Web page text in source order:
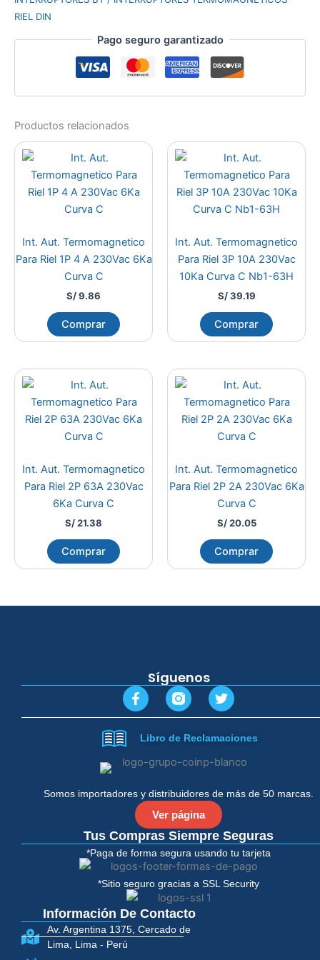
RIEL DIN
Pago seguro garantizado
Productos relacionados
Int. Aut. Termomagnetico
Para Riel 1P 4 A 230Vac 6Ka
Curva C
S/9.86
Comprar
Int. Aut. Termomagnetico
Para Riel 3P 10A 230Vac
10Ka Curva C Nb1-63H
S/39.19
Comprar
Int. Aut. Termomagnetico
Para Riel 2P 63A 230Vac
6Ka Curva C
S/21.38
Comprar
Int. Aut. Termomagnetico
Para Riel 2P 2A 230Vac 6Ka
Curva C
S/20.05
Comprar
Somos importadores y distribuidores de más de 50 marcas.
Ver página
Tus Compras Siempre Seguras
*Paga de forma segura usando tu tarjeta
*Sitio seguro gracias a SSL Security
Información De Contacto
Av. Argentina 1375, Cercado de
Lima, Lima - Perú
Síguenos
F
a
c
b
o
-
f
T
w
i
t
e
r
Libro de Reclamaciones